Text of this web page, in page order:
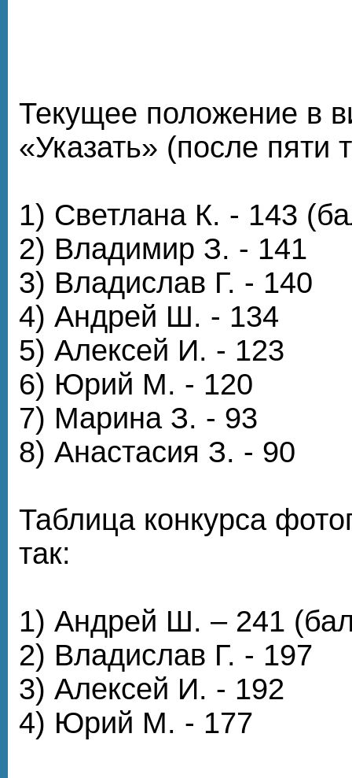
Текущее положение в
«Указать» (после пяти
1) Светлана К. - 143
2) Владимир З. - 141
3) Владислав Г. - 140
4) Андрей Ш. - 134
5) Алексей И. - 123
6) Юрий М. - 120
7) Марина З. - 93
8) Анастасия З. - 90
Таблица конкурса
так:
1) Андрей Ш. – 241
2) Владислав Г. - 197
3) Алексей И. - 192
4) Юрий М. - 177